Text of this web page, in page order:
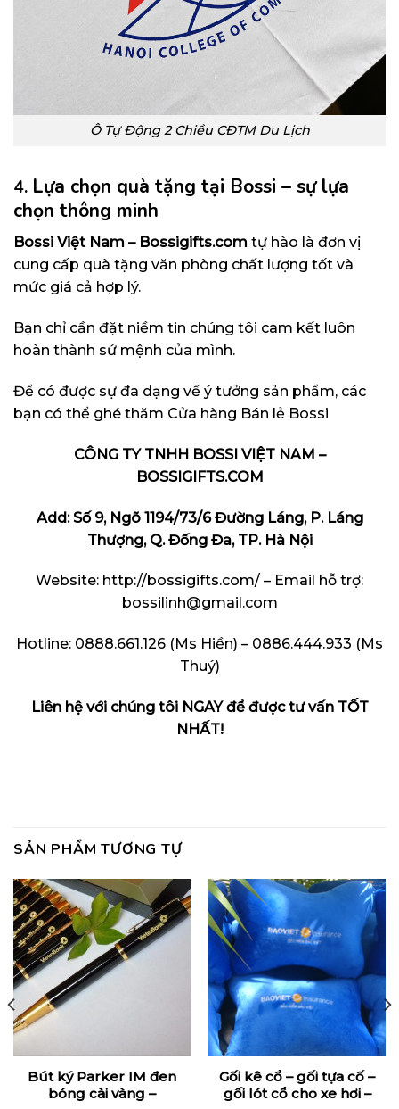
Ô Tự Động 2 Chiều CĐTM Du Lịch
4. Lựa chọn quà tặng tại Bossi – sự lựa
chọn thông minh
Bossi Việt Nam – Bossigifts.com tự hào là đơn vị
cung cấp quà tặng văn phòng chất lượng tốt và
mức giá cả hợp lý.
Bạn chỉ cần đặt niềm tin chúng tôi cam kết luôn
hoàn thành sứ mệnh của mình.
Để có được sự đa dạng về ý tưởng sản phẩm, các
bạn có thể ghé thăm Cửa hàng Bán lẻ Bossi
CÔNG TY TNHH BOSSI VIỆT NAM –
BOSSIGIFTS.COM
Add: Số 9, Ngõ 1194/73/6 Đường Láng, P. Láng
Thượng, Q. Đống Đa, TP. Hà Nội
Website: http://bossigifts.com/ – Email hỗ trợ:
bossilinh@gmail.com
Hotline: 0888.661.126 (Ms Hiền) – 0886.444.933 (Ms
Thuý)
Liên hệ với chúng tôi NGAY để được tư vấn TỐT
NHẤT!
SẢN PHẨM TƯƠNG TỰ
Bút ký Parker IM đen
bóng cài vàng –
Gối kê cổ – gối tựa cố –
gối lót cổ cho xe hơi –